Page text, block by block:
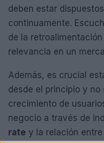
deben estar
continuamente.
de la
relevancia en un
Además, es crucial
desde el principio y
crecimiento de
negocio a través de
rate y la relación entre